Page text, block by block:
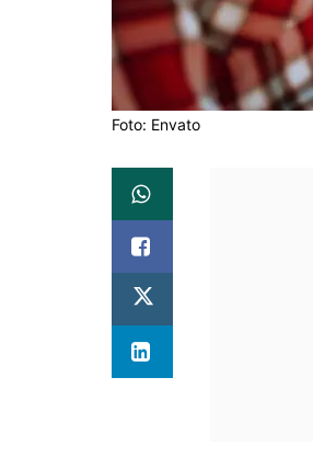
Foto: Envato